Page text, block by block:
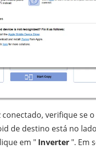
conectado, verifique se o
de destino está no
em " Inverter ". Em